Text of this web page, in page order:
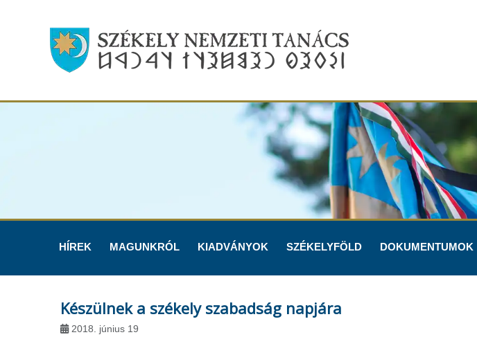
HÍREK MAGUNKRÓL KIADVÁNYOK SZÉKELYFÖLD DOKUMENTUMOK
Készülnek a székely szabadság napjára
2018. június 19